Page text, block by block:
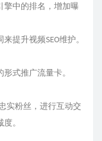
擎中的排名，增加曝
提升视频SEO维护。
式推广流量卡。
实粉丝，进行互动交
。